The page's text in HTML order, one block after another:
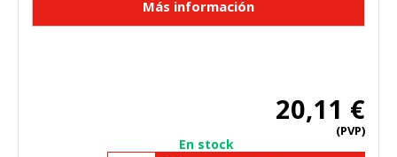
20,11 €
(PVP)
En stock